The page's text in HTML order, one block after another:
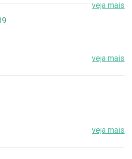
veja mais
veja mais
veja mais